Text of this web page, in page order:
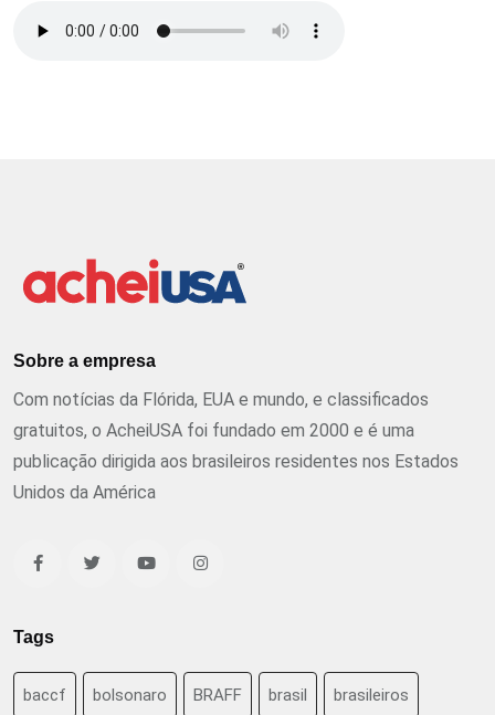
Sobre a empresa
Com notícias da Flórida, EUA e mundo, e classificados
gratuitos, o AcheiUSA foi fundado em 2000 e é uma
publicação dirigida aos brasileiros residentes nos Estados
Unidos da América
Tags
baccf bolsonaro BRAFF brasil brasileiros